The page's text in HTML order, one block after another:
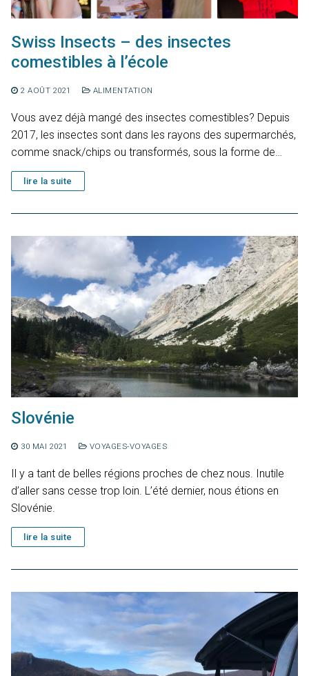
Swiss Insects – des insectes
comestibles à l’école
2 AOÛT 2021 ALIMENTATION
Vous avez déjà mangé des insectes comestibles? Depuis
2017, les insectes sont dans les rayons des supermarchés,
comme snack/chips ou transformés, sous la forme de…
lire la suite
Slovénie
30 MAI 2021 VOYAGES-VOYAGES
Il y a tant de belles régions proches de chez nous. Inutile
d’aller sans cesse trop loin. L’été dernier, nous étions en
Slovénie.
lire la suite